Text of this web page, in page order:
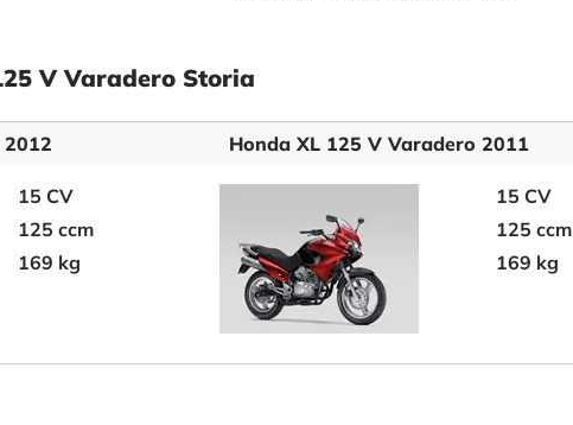
V Varadero Storia
15 CV
125 ccm
169 kg
Honda XL 125 V Varadero 2011
15 CV
125 ccm
169 kg